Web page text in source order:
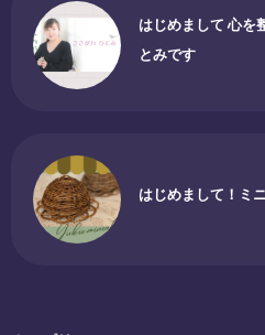
はじめまして 心を
とみです
はじめまして！ミ